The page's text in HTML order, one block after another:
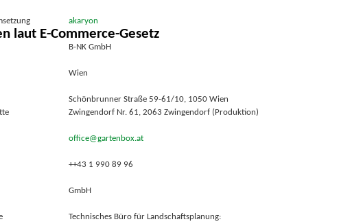
akaryon
laut E-Commerce-Gesetz
B-NK GmbH
Wien
Schönbrunner Straße 59-61/10, 1050 Wien
Zwingendorf Nr. 61, 2063 Zwingendorf (Produktion)
office@gartenbox.at
++43 1 990 89 96
GmbH
Technisches Büro für Landschaftsplanung: